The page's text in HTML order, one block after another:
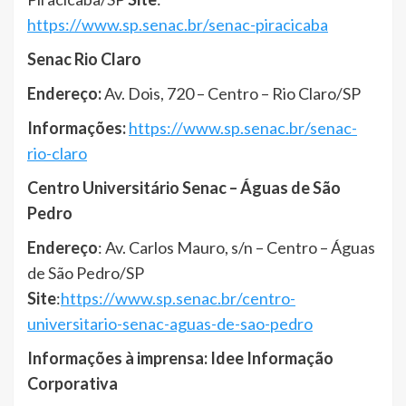
https://www.sp.senac.br/senac-piracicaba
Senac Rio Claro
Endereço:Av. Dois, 720 – Centro – Rio Claro/SP
Informações:https://www.sp.senac.br/senac-
rio-claro
Centro Universitário Senac – Águas de São
Pedro
Endereço: Av. Carlos Mauro, s/n – Centro – Águas
de São Pedro/SP
Site:https://www.sp.senac.br/centro-
universitario-senac-aguas-de-sao-pedro
Informações à imprensa: Idee Informação
Corporativa